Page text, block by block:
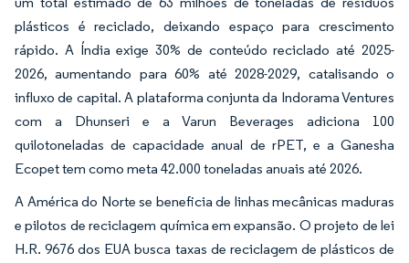
plásticos é reciclado, deixando espaço para crescimento
rápido. A Índia exige 30% de conteúdo reciclado até 2025-
2026, aumentando para 60% até 2028-2029, catalisando o
influxo de capital. A plataforma conjunta da Indorama Ventures
com a Dhunseri e a Varun Beverages adiciona 100
quilotoneladas de capacidade anual de rPET, e a Ganesha
Ecopet tem como meta 42.000 toneladas anuais até 2026.
A América do Norte se beneficia de linhas mecânicas maduras
e pilotos de reciclagem química em expansão. O projeto de lei
H.R. 9676 dos EUA busca taxas de reciclagem de plásticos de